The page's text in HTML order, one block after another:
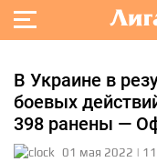
В Украине в
боевых
398 ранены —
01 мая 2022 |